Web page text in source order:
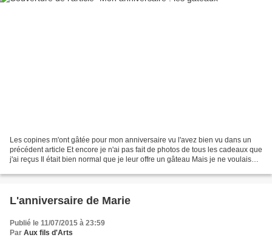
Les copines m'ont gâtée pour mon anniversaire vu l'avez bien vu dans un
précédent article Et encore je n'ai pas fait de photos de tous les cadeaux que
j'ai reçus Il était bien normal que je leur offre un gâteau Mais je ne voulais
L'anniversaire de Marie
Publié le 11/07/2015 à 23:59
Par Aux fils d'Arts